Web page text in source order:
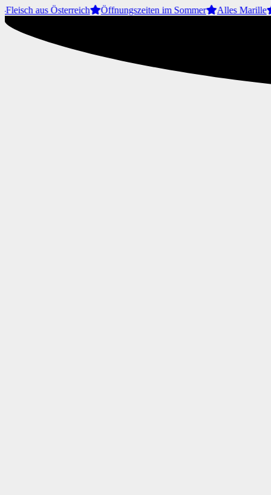
aus Österreich Öffnungszeiten im Sommer Alles Marille